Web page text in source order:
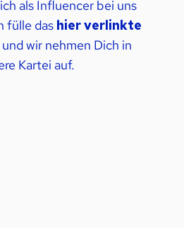
als Influencer bei uns
fülle das hier verlinkte
und wir nehmen Dich in
Kartei auf.